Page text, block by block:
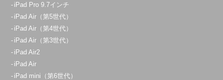
iPad Pro 9.7インチ
iPad Air（第5世代）
iPad Air（第4世代）
iPad Air（第3世代）
iPad Air2
iPad Air
iPad mini（第6世代）